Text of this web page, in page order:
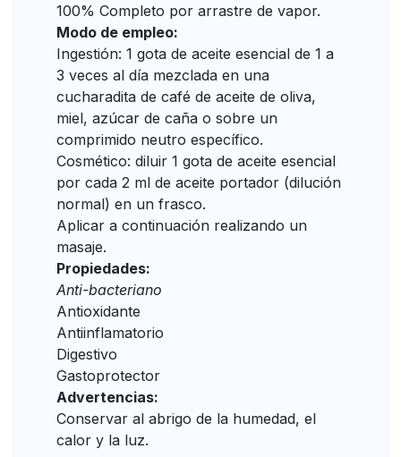
100% Completo por arrastre de vapor.
Modo de empleo:
Ingestión: 1 gota de aceite esencial de 1 a
3 veces al día mezclada en una
cucharadita de café de aceite de oliva,
miel, azúcar de caña o sobre un
comprimido neutro específico.
Cosmético: diluir 1 gota de aceite esencial
por cada 2 ml de aceite portador (dilución
normal) en un frasco.
Aplicar a continuación realizando un
masaje.
Propiedades:
Anti-bacteriano
Antioxidante
Antiinflamatorio
Digestivo
Gastoprotector
Advertencias:
Conservar al abrigo de la humedad, el
calor y la luz.